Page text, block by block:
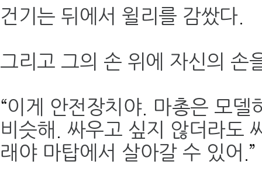
건기는 뒤에서 윌리를 감쌌다.
그리고 그의 손 위에 자신의 손
“이게 안전장치야. 마총은 모델
비슷해
싸우고 싶지 않더라도
래야 마탑에서 살아갈 수 있어 .”